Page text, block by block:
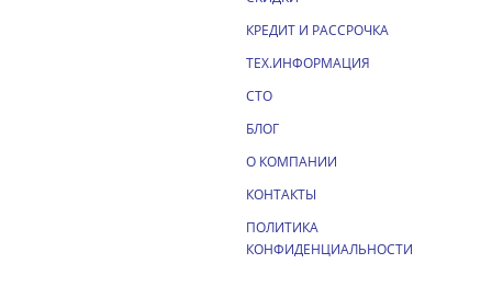
КРЕДИТ И РАССРОЧКА
ТЕХ.ИНФОРМАЦИЯ
СТО
БЛОГ
О КОМПАНИИ
КОНТАКТЫ
ПОЛИТИКА
КОНФИДЕНЦИАЛЬНОСТИ